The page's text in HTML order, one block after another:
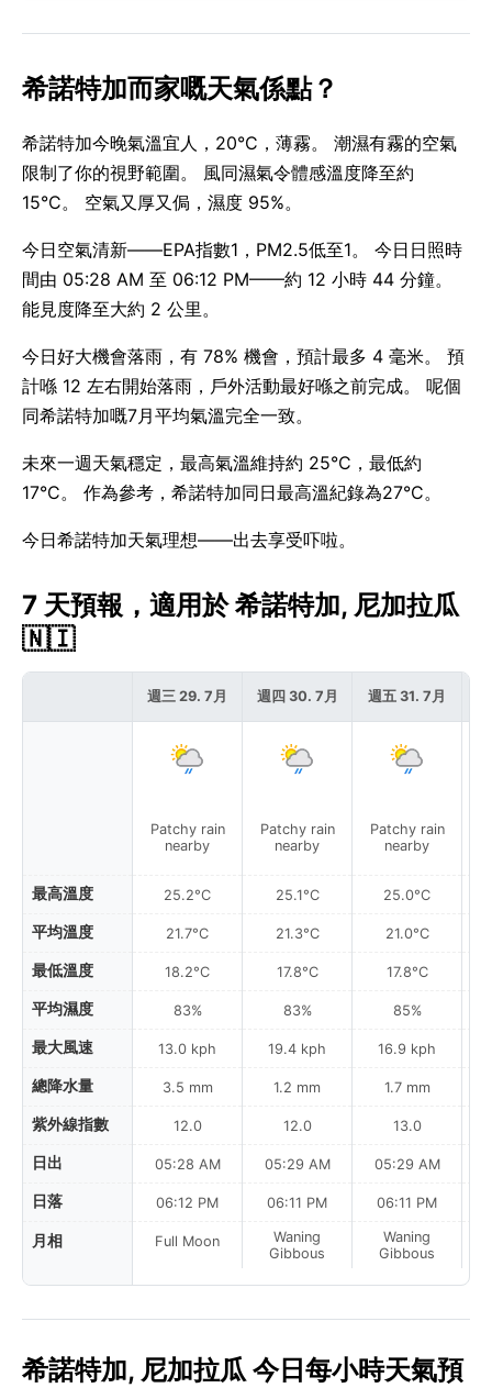
希諾特加而家嘅天氣係點？
希諾特加今晚氣溫宜人，20°C，薄霧。 潮濕有霧的空氣
限制了你的視野範圍。 風同濕氣令體感溫度降至約
15°C。 空氣又厚又侷，濕度 95%。
今日空氣清新——EPA指數1，PM2.5低至1。 今日日照時
間由 05:28 AM 至 06:12 PM——約 12 小時 44 分鐘。
能見度降至大約 2 公里。
今日好大機會落雨，有 78% 機會，預計最多 4 毫米。 預
計喺 12 左右開始落雨，戶外活動最好喺之前完成。 呢個
同希諾特加嘅7月平均氣溫完全一致。
未來一週天氣穩定，最高氣溫維持約 25°C，最低約
17°C。 作為參考，希諾特加同日最高溫紀錄為27°C。
今日希諾特加天氣理想——出去享受吓啦。
7 天預報，適用於 希諾特加, 尼加拉瓜
🇳🇮
最高溫度
平均溫度
最低溫度
平均濕度
最大風速
總降水量
紫外線指數
日出
日落
月相
週三 29. 7月
Patchy rain
nearby
25.2°C
21.7°C
18.2°C
83%
13.0 kph
3.5 mm
12.0
05:28 AM
06:12 PM
Full Moon
週四 30. 7月
Patchy rain
nearby
25.1°C
21.3°C
17.8°C
83%
19.4 kph
1.2 mm
12.0
05:29 AM
06:11 PM
Waning
Gibbous
週五 31. 7月
Patchy rain
nearby
25.0°C
21.0°C
17.8°C
85%
16.9 kph
1.7 mm
13.0
05:29 AM
06:11 PM
Waning
Gibbous
希諾特加, 尼加拉瓜 今日每小時天氣預